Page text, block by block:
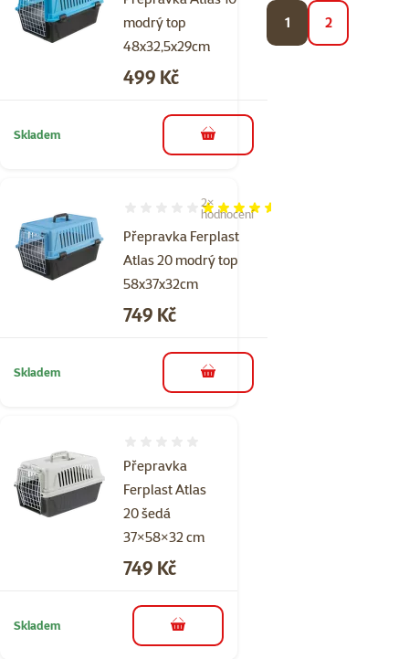
modrý top
48x32,5x29cm
Cena
499 Kč
Skladem do košíku
Přepravka Ferplast
Atlas 20 modrý top
58x37x32cm
Hodnocení 90%, počet hodnocení: 2
2×
hodnocení
Cena
749 Kč
Skladem do košíku
Přepravka
Ferplast Atlas
20 šedá
37×58×32 cm
Cena
749 Kč
Skladem do košíku
1 2